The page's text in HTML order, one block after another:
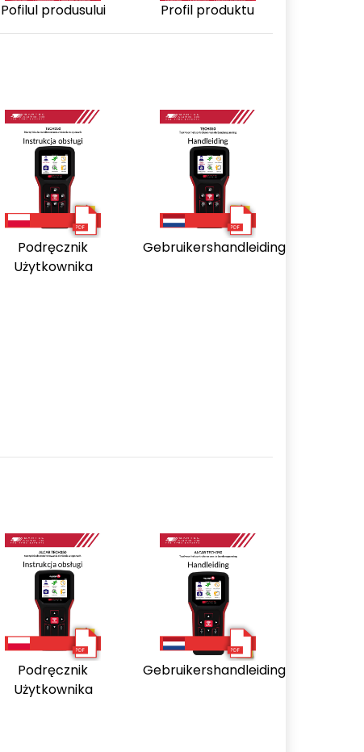
Pofilul produsului Profil produktu
Podręcznik
Użytkownika
Gebruikershandleiding
Podręcznik
Użytkownika
Gebruikershandleiding